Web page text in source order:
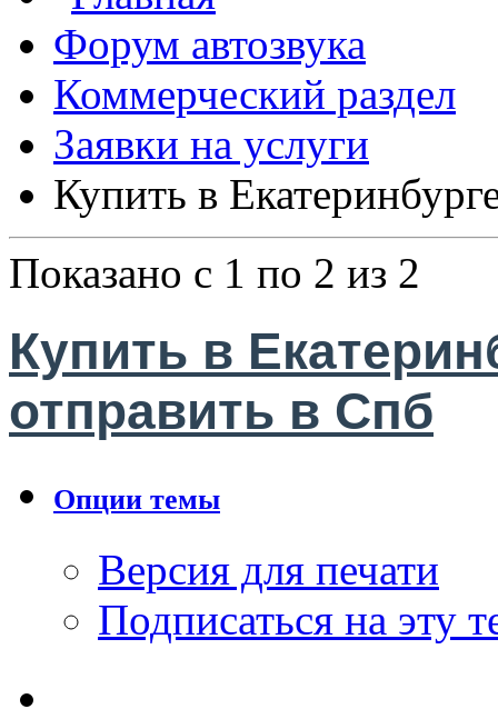
Форум автозвука
Коммерческий раздел
Заявки на услуги
Купить в
Показано с 1 по 2 из 2
Купить в
отправить в Спб
Опции темы
Версия для печати
Подписаться на эту